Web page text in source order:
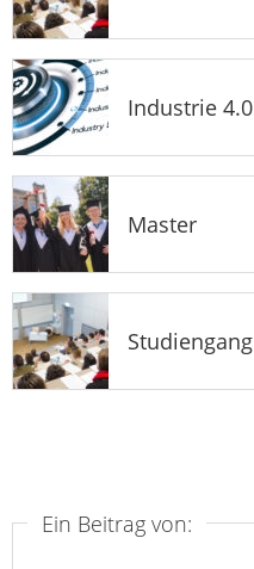
Industrie 4.0
Master
Studiengang
Ein Beitrag von: